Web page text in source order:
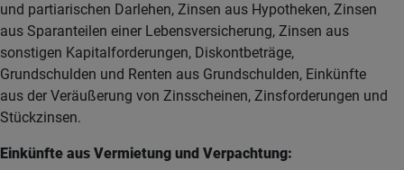
und partiarischen Darlehen, Zinsen aus Hypotheken, Zinsen
aus Sparanteilen einer Lebensversicherung, Zinsen aus
sonstigen Kapitalforderungen, Diskontbeträge,
Grundschulden und Renten aus Grundschulden, Einkünfte
aus der Veräußerung von Zinsscheinen, Zinsforderungen und
Stückzinsen.
Einkünfte aus Vermietung und Verpachtung: